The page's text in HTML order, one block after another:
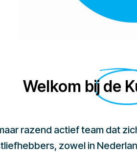
Welkom bij de
razend actief team dat
zowel in